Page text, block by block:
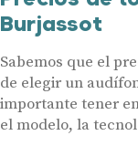
Burjassot
Sabemos que el
de elegir un
importante tener
el modelo, la
Nombre
Teléfono
Acepto recibir